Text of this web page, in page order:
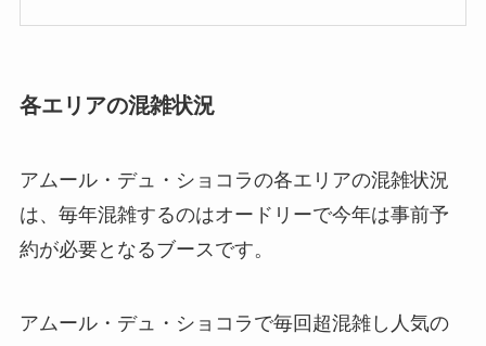
各エリアの混雑状況
アムール・デュ・ショコラの各エリアの混雑状況
は、毎年混雑するのはオードリーで今年は事前予
約が必要となるブースです。
アムール・デュ・ショコラで毎回超混雑し人気の